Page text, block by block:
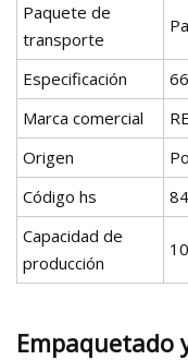
Paquete de
transporte
Especificación
Marca comercial
Origen
Código hs
Capacidad de
producción
Empaquetado